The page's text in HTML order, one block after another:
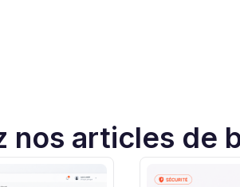
nos articles de